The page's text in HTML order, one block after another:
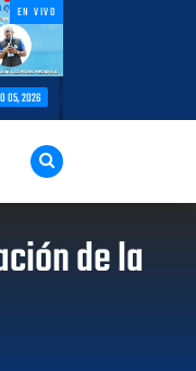
EN VIVO
7,7 millones de visitantes llegan
de la